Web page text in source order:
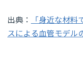
出典：
「身近な材
スによる血管モデル